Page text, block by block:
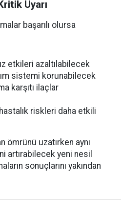
Uyarı
başarılı olursa
etkileri azaltılabilecek
sistemi korunabilecek
karşıtı ilaçlar
riskleri daha etkili
ömrünü uzatırken aynı
artırabilecek yeni nesil
sonuçlarını yakından